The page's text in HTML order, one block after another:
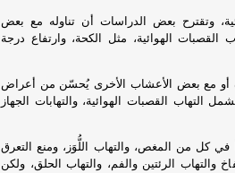
وتقترح بعض الدراسات أن تناوله مع بعض
الهوائية، مثل الكحة، وارتفاع درجة
أو مع بعض الأعشاب الأخرى يُحسّن من أعراض
التهاب القصبات الهوائية، والتهابات الجهاز
في كل من المغص، والتهاب اللُّوَز، ومنع التعرق
والتهاب الرئتين والفم، والتهاب الحلق، ولكن